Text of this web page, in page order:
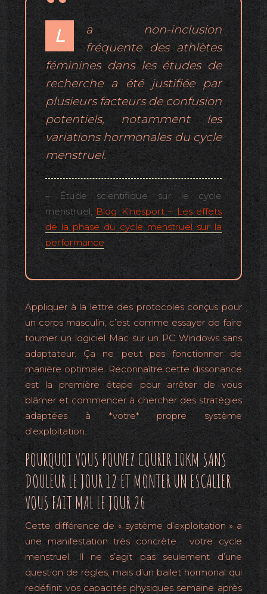
L
a non-inclusion
fréquente des athlètes
féminines dans les études de
recherche a été justifiée par
plusieurs facteurs de confusion
potentiels, notamment les
variations hormonales du cycle
menstruel.
– Étude scientifique sur le cycle
menstruel, Blog Kinesport – Les effets
de la phase du cycle menstruel sur la
performance
Appliquer à la lettre des protocoles conçus pour
un corps masculin, c’est comme essayer de faire
tourner un logiciel Mac sur un PC Windows sans
adaptateur. Ça ne peut pas fonctionner de
manière optimale. Reconnaître cette dissonance
est la première étape pour arrêter de vous
blâmer et commencer à chercher des stratégies
adaptées à *votre* propre système
d’exploitation.
POURQUOI VOUS POUVEZ COURIR 10KM SANS
DOULEUR LE JOUR 12 ET MONTER UN ESCALIER
VOUS FAIT MAL LE JOUR 26
Cette différence de « système d’exploitation » a
une manifestation très concrète : votre cycle
menstruel. Il ne s’agit pas seulement d’une
question de règles, mais d’un ballet hormonal qui
redéfinit vos capacités physiques semaine après